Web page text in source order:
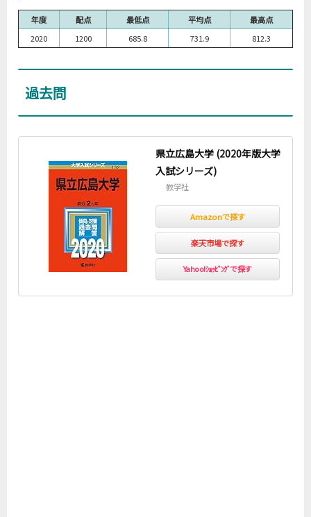
年度 配点 最低点 平均点
最高点
2020
1200 685.8 731.9 812.3
過去問
県立広島大学 (2020年版大学
入試シリーズ)
教学社
Amazonで探す
楽天市場で探す
Yahoo!ｼｮｯﾋﾟﾝｸﾞで探す